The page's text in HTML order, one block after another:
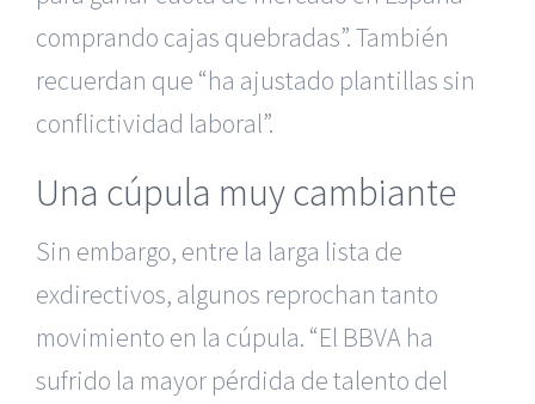
comprando cajas quebradas”. También
recuerdan que “ha ajustado plantillas sin
conflictividad laboral”.
Una cúpula muy cambiante
Sin embargo, entre la larga lista de
exdirectivos, algunos reprochan tanto
movimiento en la cúpula. “El BBVA ha
sufrido la mayor pérdida de talento del